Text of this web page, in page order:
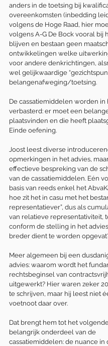
anders in de toetsing bij
overeenkomsten (inbedding
volgens de Hoge Raad, hier
volgens A-G De Bock vooral bij
blijven en bestaan geen
ontwikkelingen welke
voor andere denkrichtingen,
wel gelijkwaardige
belangenafweging/toetsing.
De cassatiemiddelen worden in
verbasterd: er moet een
plaatsvinden en die heeft
Einde oefening.
Joost leest diverse
opmerkingen in het advies,
effectieve bespreking van de
van de cassatiemiddelen. Eén
basis van reeds enkel het
hoe zit het in casu met het
representatiever”, dus als
van relatieve representativiteit,
conform de stelling in het
breder dient te worden
Meer algemeen bij een
advies: waarom wordt het
rechtsbeginsel van
uitgewerkt? Hier waren zeker 20
te schrijven, maar hij leest niet
voetnoot daar over.
Dat brengt hem tot het
belangrijk onderdeel van de
cassatiemiddelen: de nuance in